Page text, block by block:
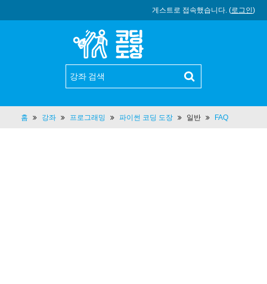
게스트로 접속했습니다. (로그인)
홈 강좌 프로그래밍 파이썬 코딩 도장 일반 FAQ